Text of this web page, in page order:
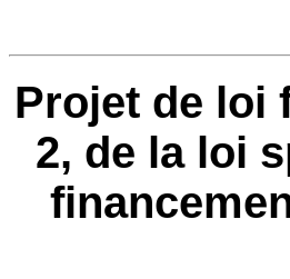
Projet de loi
2, de la loi